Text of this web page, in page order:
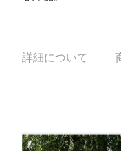
1. 本サービスは台湾大哥
いの回数や支払い期限を選
3. 実際の承認額、分割回
ウが表示されます。
5.商品受け取り時のお支払
はアプリの通知に従って、
付款後全家取貨
詳細について